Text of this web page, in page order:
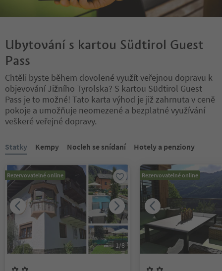
Ubytování s kartou Südtirol Guest
Pass
Chtěli byste během dovolené využít veřejnou dopravu k
objevování Jižního Tyrolska? S kartou Südtirol Guest
Pass je to možné! Tato karta výhod je již zahrnuta v ceně
pokoje a umožňuje neomezené a bezplatné využívání
veškeré veřejné dopravy.
Nacházíte se na tabulkovém posuvníku. Vyberte kartu pro
Statky Kempy Nocleh se snídaní Hotely a penziony
Rezervovatelné online
1/8
Rezervovatelné online